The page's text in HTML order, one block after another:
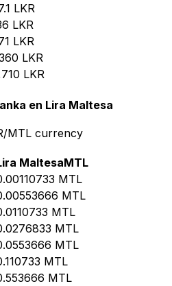
LKR
LKR
LKR
LKR
LKR
en Lira Maltesa
MTL currency
MaltesaMTL
MTL
MTL
MTL
MTL
MTL
MTL
MTL